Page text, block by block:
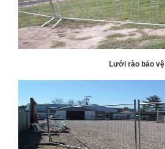
Lưới rào bảo vệ